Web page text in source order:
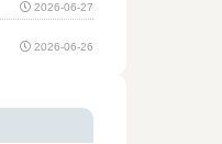
2026-06-27
2026-06-26